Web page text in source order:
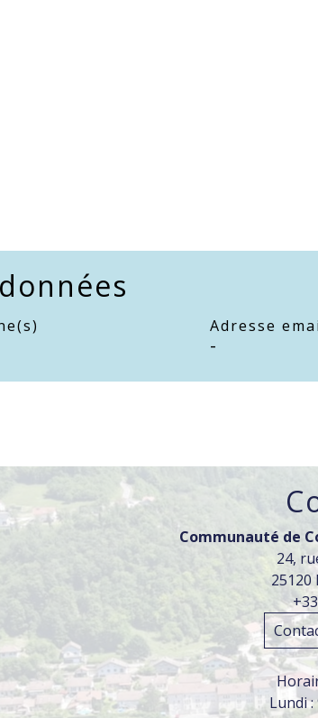
Adresse
-
Communauté de
24,
25120
Lundi